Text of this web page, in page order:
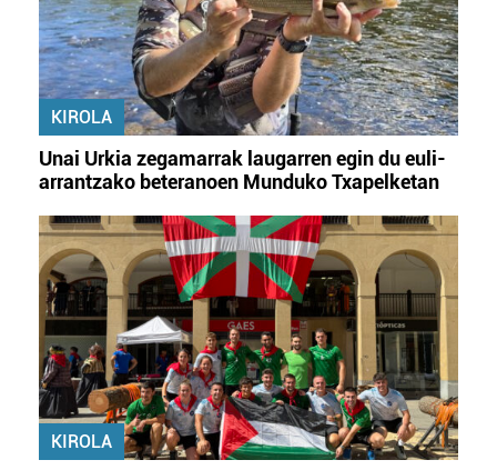
KIROLA
Unai Urkia zegamarrak laugarren egin du euli-
arrantzako beteranoen Munduko Txapelketan
KIROLA